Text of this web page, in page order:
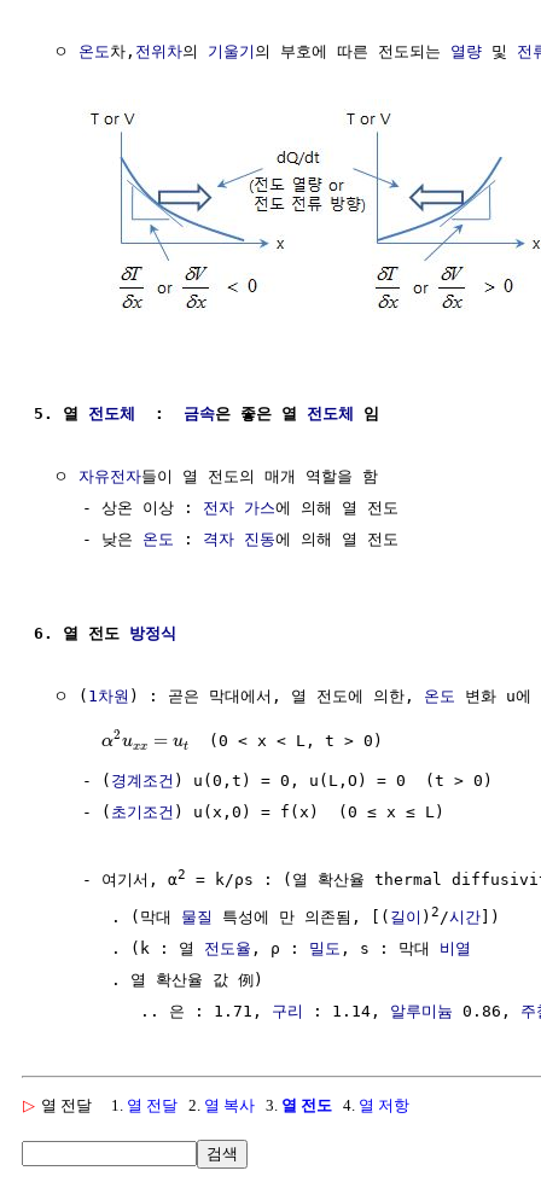
  ㅇ
온도차, 전위차의 기울기 의 부호에 따른 전도되는 열량 및 전
5. 열 전도체
  :
금속은 좋은 열 전도체 임
  ㅇ
자유전자들이 열 전도의 매개 역할을 함
     - 상온 이상 :
전자 가스에 의해 열 전도
     - 낮은
온도 : 격자 진동에 의해 열 전도
6. 열 전도 방정식
  ㅇ (
1차원 ) : 곧은 막대에서, 열 전도에 의한, 온도 변화 u
α2uxx = ut
  (0 < x < L, t > 0)
     - (
경계조건 ) u(0,t) = 0, u(L,O) = 0  (t > 0)
     - (
초기조건 ) u(x,0) = f(x)  (0 ≤ x ≤ L)
     - 여기서, α
2 = k/ρs : (열 확산율 thermal
        . (막대
물질 특성에 만 의존됨, [( 길이 ) 2/시간 ])
        . (k : 열
전도율 , ρ : 밀도 , s : 막대 비열
        . 열 확산율 값 例)
           .. 은 : 1.71,
구리 : 1.14, 알루미늄 0.86, 주
▷ 열 전달 1. 열 전달 2. 열 복사 3. 열 전도 4. 열 저항
검색